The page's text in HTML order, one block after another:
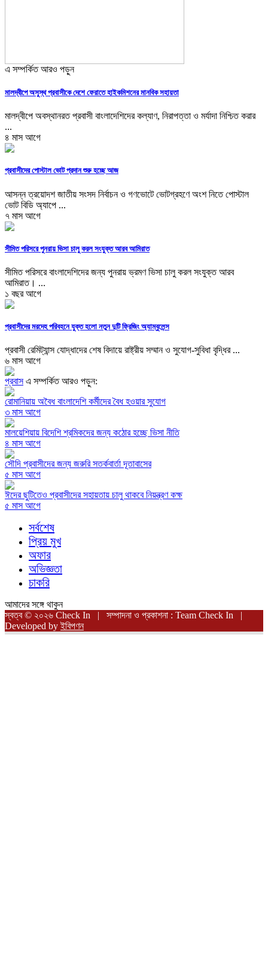
এ সম্পর্কিত আরও পড়ুন
মালদ্বীপে অসুস্থ প্রবাসীকে দেশে ফেরাতে হাইকমিশনের মানবিক সহায়তা
মালদ্বীপে অবস্থানরত প্রবাসী বাংলাদেশিদের কল্যাণ, নিরাপত্তা ও মর্যাদা নিশ্চিত করার
...
৪ মাস আগে
প্রবাসীদের পোস্টাল ভোট প্রদান শুরু হচ্ছে আজ
আসন্ন ত্রয়োদশ জাতীয় সংসদ নির্বাচন ও গণভোটে ভোটগ্রহণে অংশ নিতে পোস্টাল
ভোট বিডি অ্যাপে ...
৭ মাস আগে
সীমিত পরিসরে পুনরায় ভিসা চালু করল সংযুক্ত আরব আমিরাত
সীমিত পরিসরে বাংলাদেশিদের জন্য পুনরায় ভ্রমণ ভিসা চালু করল সংযুক্ত আরব
আমিরাত। ...
১ বছর আগে
প্রবাসীদের মরদেহ পরিবহনে যুক্ত হলো নতুন দুটি ফ্রিজিং অ্যাম্বুলেন্স
প্রবাসী রেমিট্যান্স যোদ্ধাদের শেষ বিদায়ে রাষ্ট্রীয় সম্মান ও সুযোগ-সুবিধা বৃদ্ধির ...
৬ মাস আগে
প্রবাসএ সম্পর্কিত আরও পড়ুন:
রোমানিয়ায় অবৈধ বাংলাদেশি কর্মীদের বৈধ হওয়ার সুযোগ
৩ মাস আগে
মালয়েশিয়ায় বিদেশি শ্রমিকদের জন্য কঠোর হচ্ছে ভিসা নীতি
৪ মাস আগে
সৌদি প্রবাসীদের জন্য জরুরি সতর্কবার্তা দূতাবাসের
৫ মাস আগে
ঈদের ছুটিতেও প্রবাসীদের সহায়তায় চালু থাকবে নিয়ন্ত্রণ কক্ষ
৫ মাস আগে
সর্বশেষ
প্রিয় মুখ
অফার
অভিজ্ঞতা
চাকরি
আমাদের সঙ্গে থাকুন
স্বত্ব © ২০২৬ Check In | সম্পাদনা ও প্রকাশনা : Team Check In |
Developed byইবিপণন